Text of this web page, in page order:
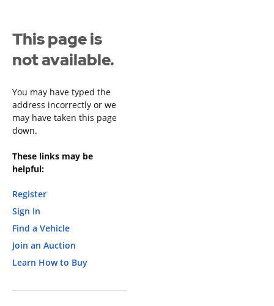
This page is
not available.
You may have typed the
address incorrectly or we
may have taken this page
down.
These links may be
helpful:
Register
Sign In
Find a Vehicle
Join an Auction
Learn How to Buy